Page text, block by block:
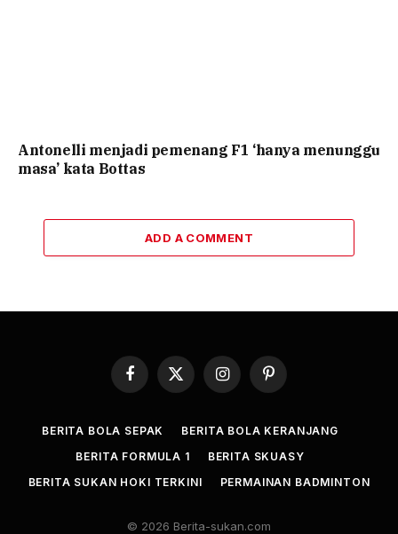
Antonelli menjadi pemenang F1 ‘hanya menunggu
masa’ kata Bottas
ADD A COMMENT
Facebook
X
InstagramPinterest
BERITA BOLA SEPAK
BERITA BOLA KERANJANG
BERITA FORMULA 1
BERITA SKUASY
BERITA SUKAN HOKI TERKINI
PERMAINAN BADMINTON
© 2026 Berita-sukan.com